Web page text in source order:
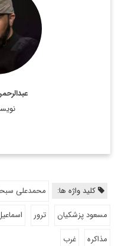
تحریریه
کلید واژه ها: محمدعلی
مسعود پزشکیان
ترور
مذاکره
غرب